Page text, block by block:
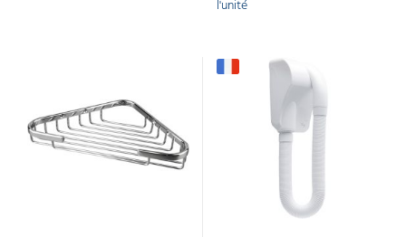
l'unité